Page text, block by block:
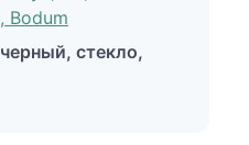
стекло,